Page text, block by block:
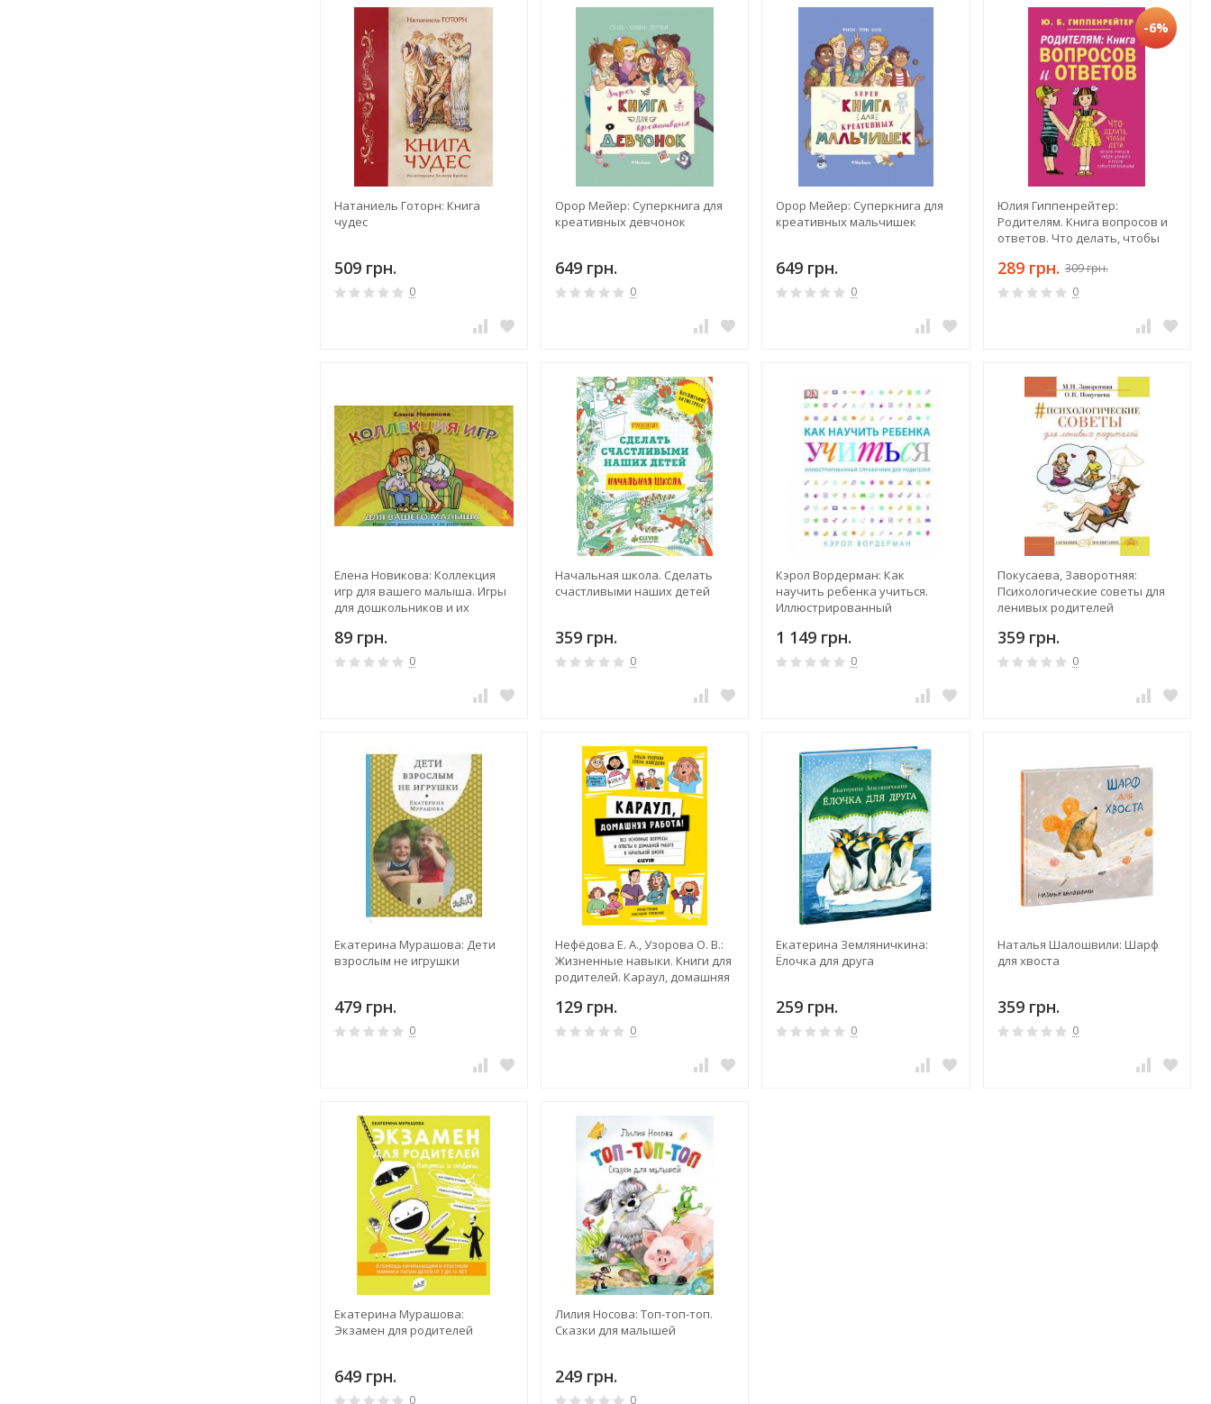
Натаниель Готорн: Книга
чудес
509 грн.
0
Орор Мейер: Суперкнига для
креативных девчонок
649 грн.
0
Орор Мейер: Суперкнига для
креативных мальчишек
649 грн.
0
-6%
Юлия Гиппенрейтер:
Родителям. Книга вопросов и
ответов. Что делать, чтобы
дружить...
289 грн. 309 грн.
0
Елена Новикова: Коллекция
игр для вашего малыша. Игры
для дошкольников и их
89 грн.
0
Начальная школа. Сделать
счастливыми наших детей
359 грн.
0
Кэрол Вордерман: Как
научить ребенка учиться.
Иллюстрированный
1 149 грн.
0
Покусаева, Заворотняя:
Психологические советы для
ленивых родителей
359 грн.
0
Екатерина Мурашова: Дети
взрослым не игрушки
479 грн.
0
Нефёдова Е. А., Узорова О. В.:
Жизненные навыки. Книги для
родителей. Караул, домашняя
129 грн.
0
Екатерина Земляничкина:
Ёлочка для друга
259 грн.
0
Наталья Шалошвили: Шарф
для хвоста
359 грн.
0
Екатерина Мурашова:
Экзамен для родителей
649 грн.
0
Лилия Носова: Топ-топ-топ.
Сказки для малышей
249 грн.
0